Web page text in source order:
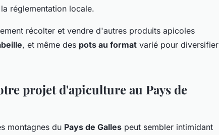
réglementation locale.
récolter et vendre d'autres produits apicoles
, et même des pots au format varié pour diversifier
projet d'apiculture au Pays de
montagnes du Pays de Galles peut sembler intimidant